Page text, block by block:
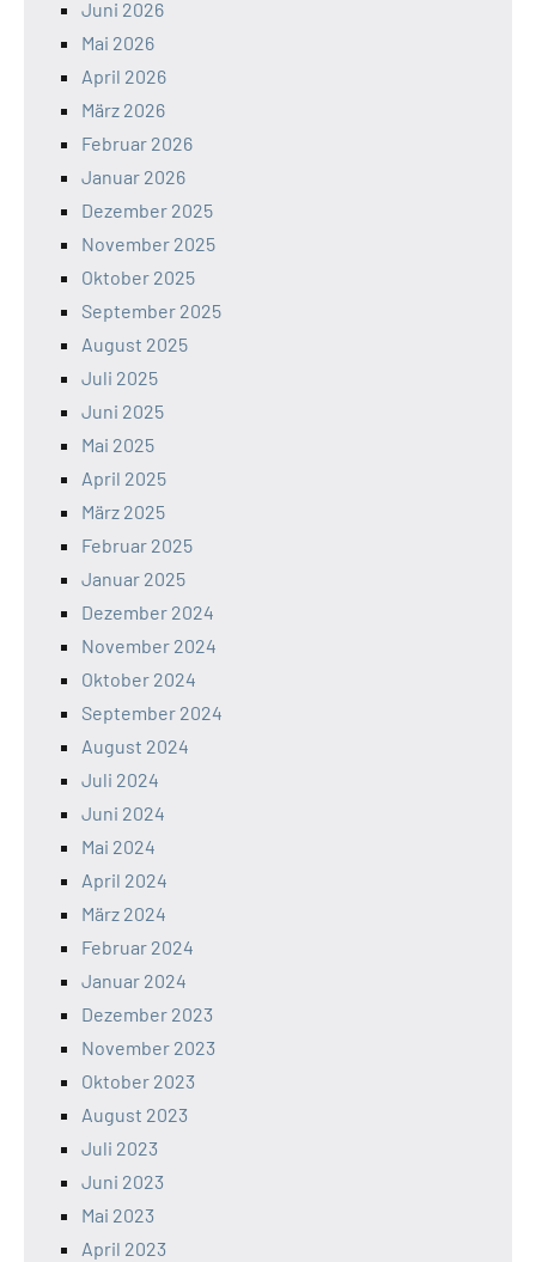
Juni 2026
Mai 2026
April 2026
März 2026
Februar 2026
Januar 2026
Dezember 2025
November 2025
Oktober 2025
September 2025
August 2025
Juli 2025
Juni 2025
Mai 2025
April 2025
März 2025
Februar 2025
Januar 2025
Dezember 2024
November 2024
Oktober 2024
September 2024
August 2024
Juli 2024
Juni 2024
Mai 2024
April 2024
März 2024
Februar 2024
Januar 2024
Dezember 2023
November 2023
Oktober 2023
August 2023
Juli 2023
Juni 2023
Mai 2023
April 2023